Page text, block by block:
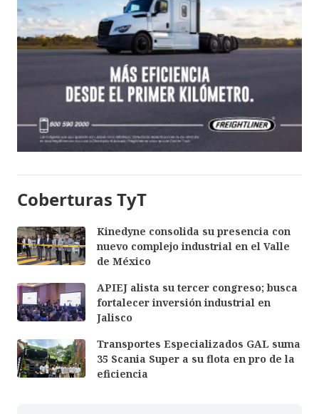
Coberturas TyT
Kinedyne consolida su presencia con
nuevo complejo industrial en el Valle
de México
APIEJ alista su tercer congreso; busca
fortalecer inversión industrial en
Jalisco
Transportes Especializados GAL suma
35 Scania Super a su flota en pro de la
eficiencia